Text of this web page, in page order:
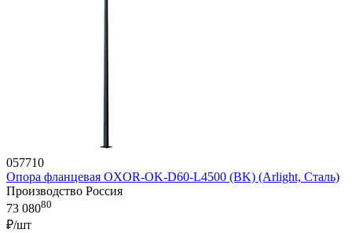
057710
Опора фланцевая OXOR-OK-D60-L4500 (BK) (Arlight, Сталь)
Производство Россия
73 08080
₽/шт